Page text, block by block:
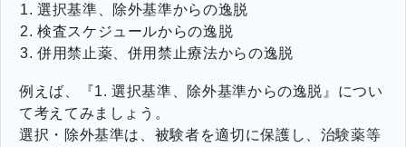
選択基準、除外基準からの逸脱
検査スケジュールからの逸脱
併用禁止薬、併用禁止療法からの逸脱
例えば、『1. 選択基準、除外基準からの逸脱』につい
て考えてみましょう。
選択・除外基準は、被験者を適切に保護し、治験薬等